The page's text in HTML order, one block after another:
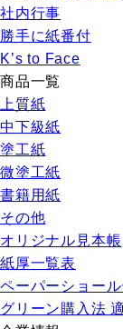
社内行事
勝手に紙番付
K’s to Face
商品一覧
上質紙
中下級紙
塗工紙
微塗工紙
書籍用紙
その他
オリジナル見本帳
紙厚一覧表
ペーパーショー
グリーン購入法